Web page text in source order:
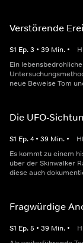
Verstörende
S1 Ep.3 • 39 Min. •
Ein
neue Beweise Tom
Die UFO-
S1 Ep.4 • 39 Min. •
Es kommt zu einem
über der Skinwalker
diese auch
Fragwürdige
S1 Ep.5 • 39 Min. •